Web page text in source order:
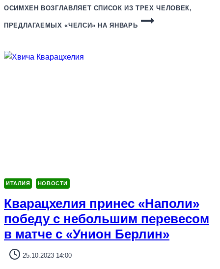
ОСИМХЕН ВОЗГЛАВЛЯЕТ СПИСОК ИЗ ТРЕХ ЧЕЛОВЕК,
ПРЕДЛАГАЕМЫХ «ЧЕЛСИ» НА ЯНВАРЬ
ИТАЛИЯ НОВОСТИ
Кварацхелия принес «Наполи»
победу с небольшим перевесом
в матче с «Унион Берлин»
25.10.2023 14:00